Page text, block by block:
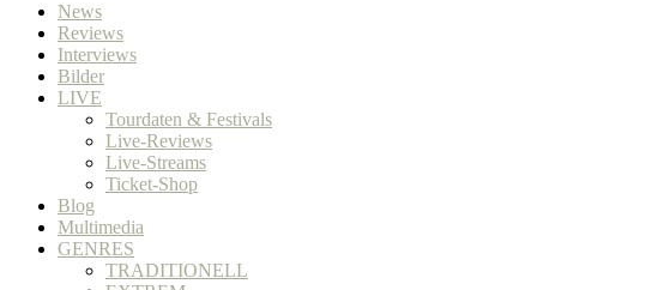
News
Reviews
Interviews
Bilder
LIVE
Tourdaten & Festivals
Live-Reviews
Live-Streams
Ticket-Shop
Blog
Multimedia
GENRES
TRADITIONELL